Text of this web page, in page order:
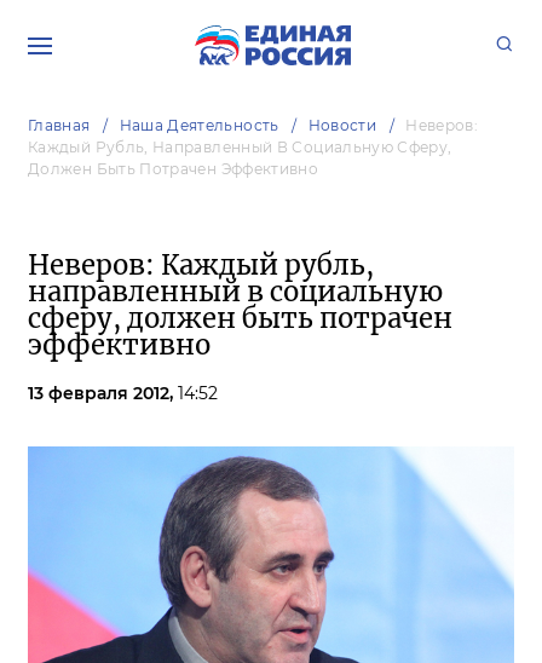
Главная Наша Деятельность Новости
Неверов:
Каждый Рубль, Направленный В Социальную Сферу,
Должен Быть Потрачен Эффективно
Неверов: Каждый рубль,
направленный в социальную
сферу, должен быть потрачен
эффективно
13 февраля 2012, 14:52